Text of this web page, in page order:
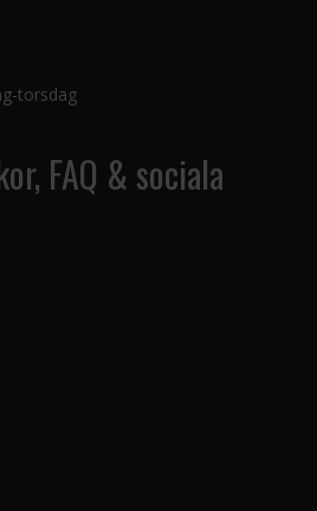
torsdag
FAQ & sociala